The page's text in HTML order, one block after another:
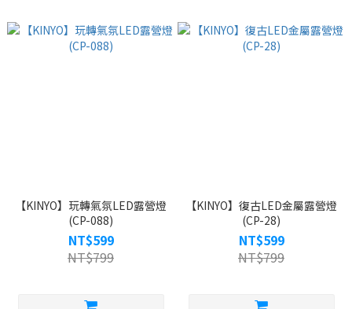
【KINYO】玩轉氣氛LED露營燈
(CP-088)
NT$599
NT$799
【KINYO】復古LED金屬露營燈
(CP-28)
NT$599
NT$799